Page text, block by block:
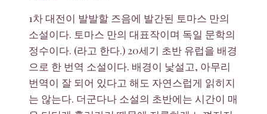
1차 대전이 발발할 즈음에 발간된 토마스 만의
소설이다. 토마스 만의 대표작이며 독일 문학의
정수이다. (라고 한다.) 20세기 초반 유럽을 배경
으로 한 번역 소설이다. 배경이 낯설고, 아무리
번역이 잘 되어 있다고 해도 자연스럽게 읽히지
는 않는다. 더군다나 소설의 초반에는 시간이 매